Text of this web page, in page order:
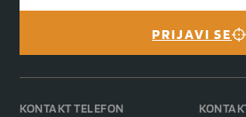
PRIJAVI SE
KONTAKT TELEFON